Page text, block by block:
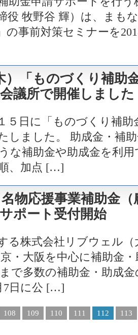
役 牧野谷 輝）は、まも
の事前対策セミナーを
）「ものづくり補助
議所で開催しました
５日に「ものづくり補
しました。 助成金・補
な補助金や助成金を利
、加点 […]
名物応援事業補助金
ポート受付開始
る株式会社リブウェル
・大阪を中心に補助金
で多数の補助金・助成
7日に公 […]
108 109 110 111 112
113